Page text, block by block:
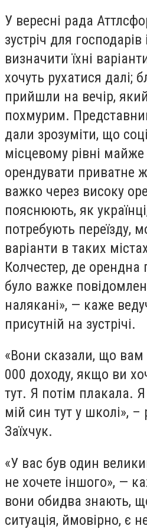
У вересні рада
зустріч для
визначити їхні
хочуть рухатися далі;
прийшли на вечір,
похмурим.
дали зрозуміти, що
місцевому рівні
орендувати приватне
важко через високу
пояснюють, як
потребують переїзду,
варіанти в таких
Колчестер, де
було важке
налякані», — каже
присутній на зустрічі.
«Вони сказали, що вам
000 доходу, якщо ви
тут. Я потім плакала.
мій син тут у школі», –
Заїхчук.
«У вас був один
не хочете іншого», —
вони обидва знають,
ситуація, ймовірно, є